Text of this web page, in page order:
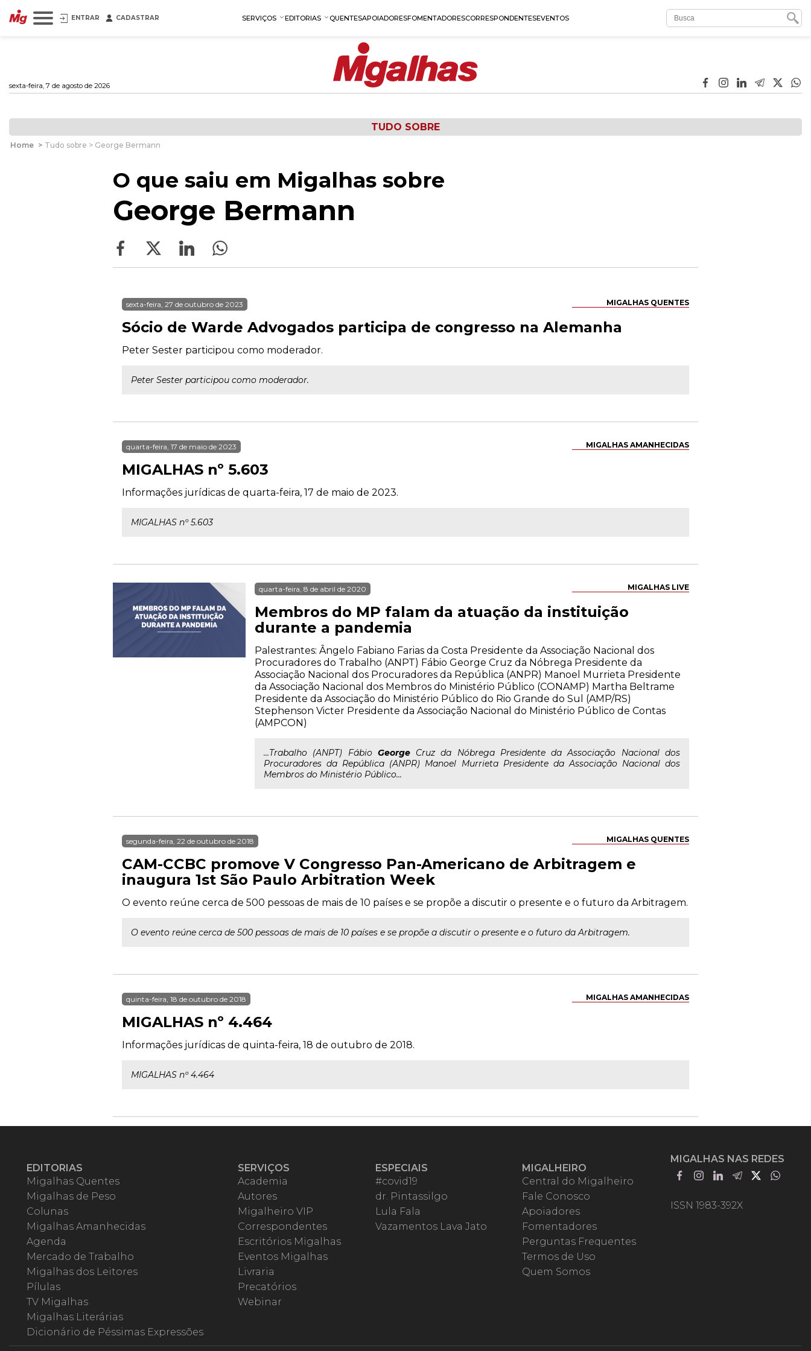
ENTRAR CADASTRAR SERVIÇOS EDITORIAS QUENTESAPOIADORESFOMENTADORESCORRESPONDENTESEVENTOS
sexta-feira, 7 de agosto de 2026
TUDO SOBRE
Home > Tudo sobre > George Bermann
O que saiu em Migalhas sobre
George Bermann
MIGALHAS QUENTES
sexta-feira, 27 de outubro de 2023
Sócio de Warde Advogados participa de congresso na Alemanha
Peter Sester participou como moderador.
Peter Sester participou como moderador.
MIGALHAS AMANHECIDAS
quarta-feira, 17 de maio de 2023
MIGALHAS nº 5.603
Informações jurídicas de quarta-feira, 17 de maio de 2023.
MIGALHAS nº 5.603
MIGALHAS LIVE
quarta-feira, 8 de abril de 2020
Membros do MP falam da atuação da instituição
durante a pandemia
Palestrantes: Ângelo Fabiano Farias da Costa Presidente da Associação Nacional dos
Procuradores do Trabalho (ANPT) Fábio George Cruz da Nóbrega Presidente da
Associação Nacional dos Procuradores da República (ANPR) Manoel Murrieta Presidente
da Associação Nacional dos Membros do Ministério Público (CONAMP) Martha Beltrame
Presidente da Associação do Ministério Público do Rio Grande do Sul (AMP/RS)
Stephenson Victer Presidente da Associação Nacional do Ministério Público de Contas
(AMPCON)
...Trabalho (ANPT) Fábio GeorgeCruz da Nóbrega Presidente da Associação Nacional dos
Procuradores da República (ANPR) Manoel Murrieta Presidente da Associação Nacional dos
Membros do Ministério Público...
MIGALHAS QUENTES
segunda-feira, 22 de outubro de 2018
CAM-CCBC promove V Congresso Pan-Americano de Arbitragem e
inaugura 1st São Paulo Arbitration Week
O evento reúne cerca de 500 pessoas de mais de 10 países e se propõe a discutir o presente e o futuro da Arbitragem.
O evento reúne cerca de 500 pessoas de mais de 10 países e se propõe a discutir o presente e o futuro da Arbitragem.
MIGALHAS AMANHECIDAS
quinta-feira, 18 de outubro de 2018
MIGALHAS nº 4.464
Informações jurídicas de quinta-feira, 18 de outubro de 2018.
MIGALHAS nº 4.464
EDITORIAS
Migalhas Quentes
Migalhas de Peso
Colunas
Migalhas Amanhecidas
Agenda
Mercado de Trabalho
Migalhas dos Leitores
Pílulas
TV Migalhas
Migalhas Literárias
Dicionário de Péssimas Expressões
SERVIÇOS
Academia
Autores
Migalheiro VIP
Correspondentes
Escritórios Migalhas
Eventos Migalhas
Livraria
Precatórios
Webinar
ESPECIAIS
#covid19
dr. Pintassilgo
Lula Fala
Vazamentos Lava Jato
MIGALHEIRO
Central do Migalheiro
Fale Conosco
Apoiadores
Fomentadores
Perguntas Frequentes
Termos de Uso
Quem Somos
MIGALHAS NAS REDES
ISSN 1983-392X